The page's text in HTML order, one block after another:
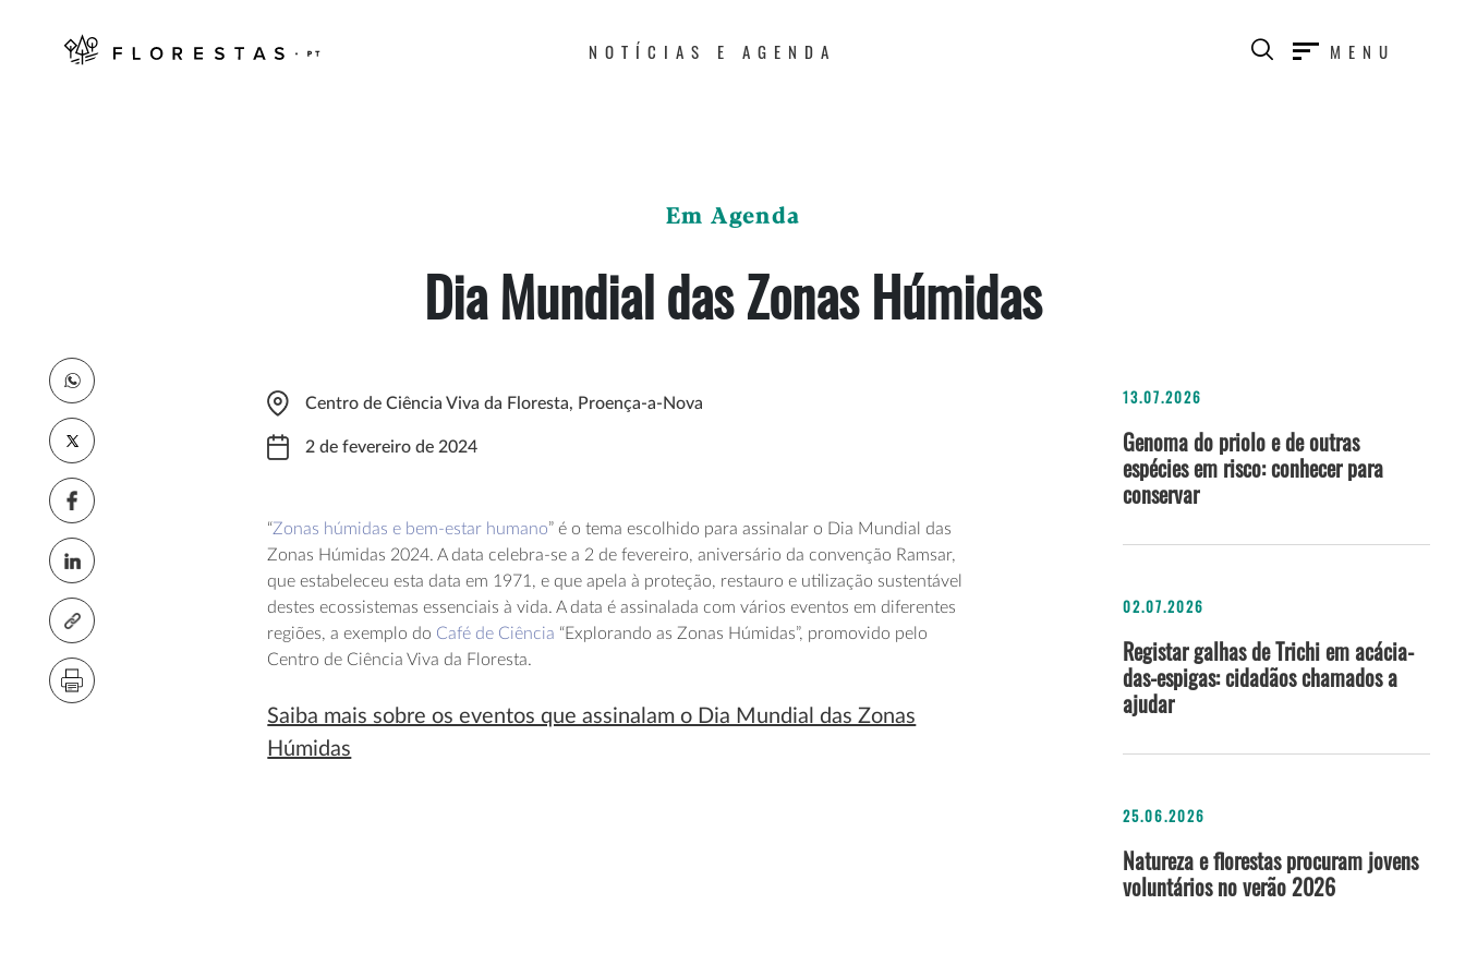
NOTÍCIAS E AGENDA MENU
Em Agenda
Dia Mundial das Zonas Húmidas
Centro de Ciência Viva da Floresta, Proença-a-Nova
2 de fevereiro de 2024
“Zonas húmidas e bem-estar humano” é o tema escolhido para assinalar o Dia Mundial das
Zonas Húmidas 2024. A data celebra-se a 2 de fevereiro, aniversário da convenção Ramsar,
que estabeleceu esta data em 1971, e que apela à proteção, restauro e utilização sustentável
destes ecossistemas essenciais à vida. A data é assinalada com vários eventos em diferentes
regiões, a exemplo do Café de Ciência “Explorando as Zonas Húmidas”, promovido pelo
Centro de Ciência Viva da Floresta.
Saiba mais sobre os eventos que assinalam o Dia Mundial das Zonas
Húmidas
13.07.2026
Genoma do priolo e de outras
espécies em risco: conhecer para
conservar
02.07.2026
Registar galhas de Trichi em acácia-
das-espigas: cidadãos chamados a
ajudar
25.06.2026
Natureza e florestas procuram jovens
voluntários no verão 2026